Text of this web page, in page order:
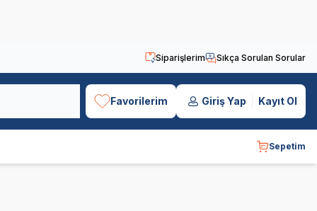
Siparişlerim Sıkça Sorulan Sorular
Favorilerim Giriş Yap Kayıt Ol
Sepetim